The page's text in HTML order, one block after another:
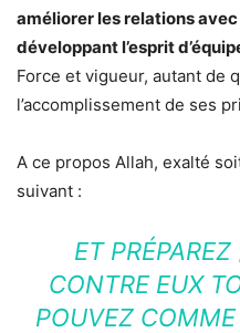
améliorer les relations
développant l’esprit
Force et vigueur, autant de
l’accomplissement de ses
A ce propos Allah, exalté
suivant :
ET
CONTRE EUX
POUVEZ